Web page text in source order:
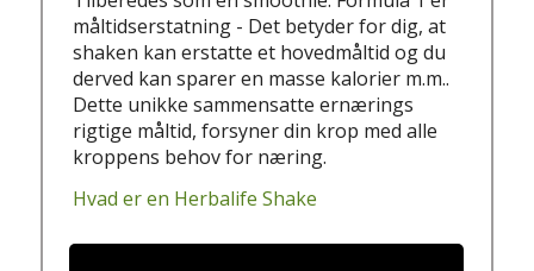
måltidserstatning - Det betyder for dig, at
shaken kan erstatte et hovedmåltid og du
derved kan sparer en masse kalorier m.m..
Dette unikke sammensatte ernærings
rigtige måltid, forsyner din krop med alle
kroppens behov for næring.
Hvad er en Herbalife Shake